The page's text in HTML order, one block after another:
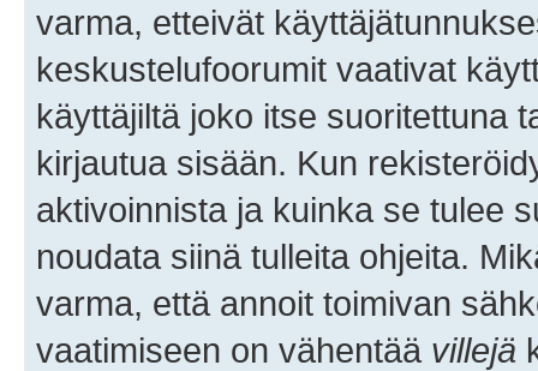
varma, etteivät
keskustelufoorumit vaativat
käyttäjiltä joko itse suoritettuna
kirjautua sisään. Kun
aktivoinnista ja kuinka se tulee
noudata siinä tulleita ohjeita.
varma, että annoit toimivan
vaatimiseen on vähentää villejä